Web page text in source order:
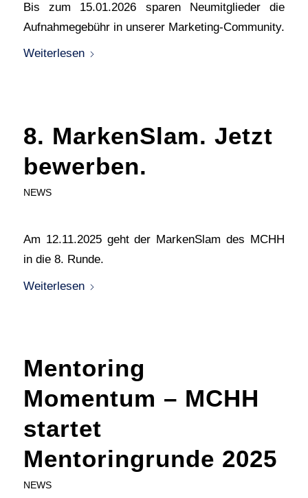
Bis zum 15.01.2026 sparen Neumitglieder die
Aufnahmegebühr in unserer Marketing-Community.
Weiterlesen
8. MarkenSlam. Jetzt
bewerben.
NEWS
Am 12.11.2025 geht der MarkenSlam des MCHH
in die 8. Runde.
Weiterlesen
Mentoring
Momentum – MCHH
startet
Mentoringrunde 2025
NEWS